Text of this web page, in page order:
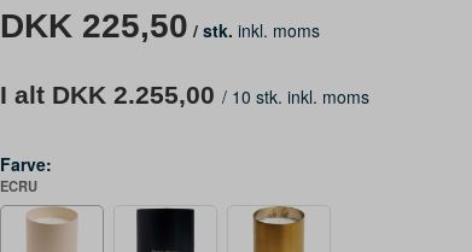
DKK 225,50 / stk. inkl. moms
I alt DKK 2.255,00 / 10 stk. inkl. moms
Farve:
ECRU